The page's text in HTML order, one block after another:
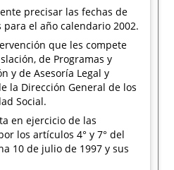
precisar las fechas de
el año calendario 2002.
que les compete
de Programas y
y de Asesoría Legal y
la Dirección General de los
Social.
en ejercicio de las
los artículos 4° y 7° del
10 de julio de 1997 y sus